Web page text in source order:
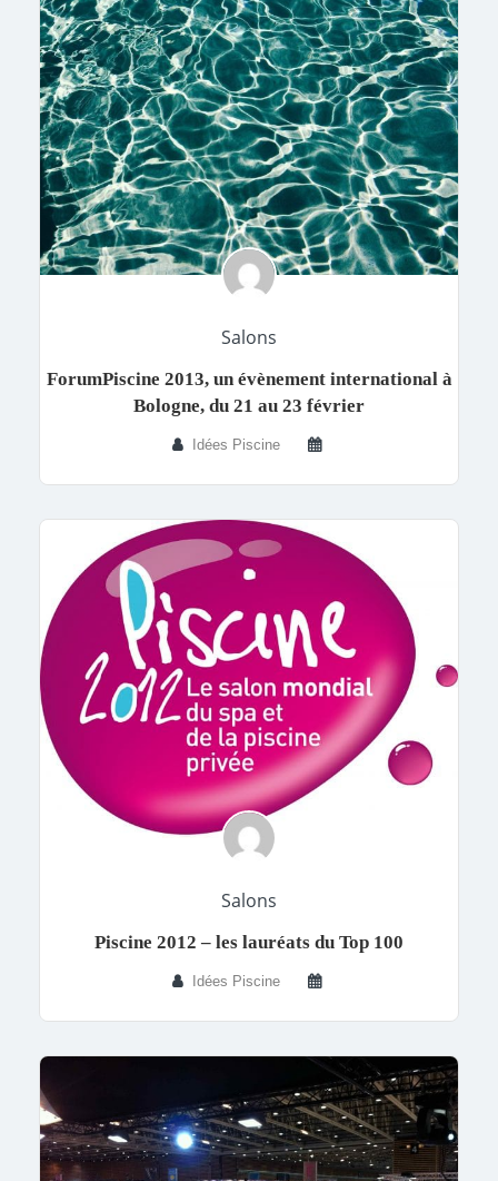
Salons
ForumPiscine 2013, un évènement international à
Bologne, du 21 au 23 février
Idées Piscine
Salons
Piscine 2012 – les lauréats du Top 100
Idées Piscine